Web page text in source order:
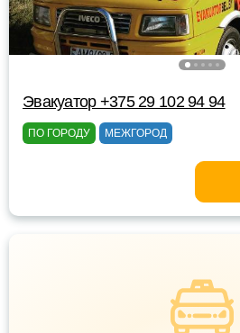
Эвакуатор +375 29 102 94 94
ПО ГОРОДУ МЕЖГОРОД